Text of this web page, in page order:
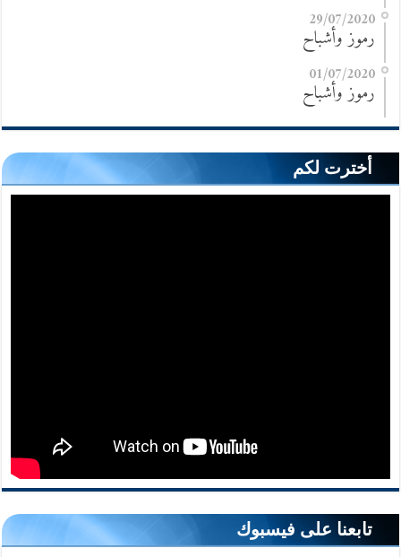
29/07/2020
رموز وأشباح
01/07/2020
رموز وأشباح
أخترت لكم
تابعنا على فيسبوك